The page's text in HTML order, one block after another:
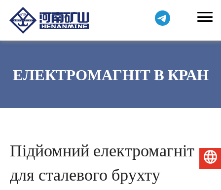
ЕЛЕКТРОМАГНІТ В КРАН
Підйомний електромагніт
для сталевого брухту
Українська